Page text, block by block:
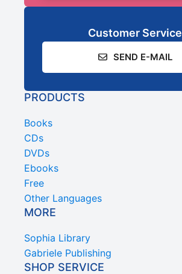
Customer Service
SEND E-MAIL
PRODUCTS
Books
CDs
DVDs
Ebooks
Free
Other Languages
MORE
Sophia Library
Gabriele Publishing
SHOP SERVICE